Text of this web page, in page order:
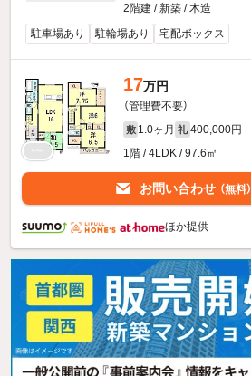
2階建 / 新築 / 木造
駐車場あり
駐輪場あり 宅配ボックス
17万円
（管理費不要）
敷 1.0ヶ月 礼 400,000円
1階 / 4LDK / 97.6㎡
お問い合わせ （無料）
ほか提供